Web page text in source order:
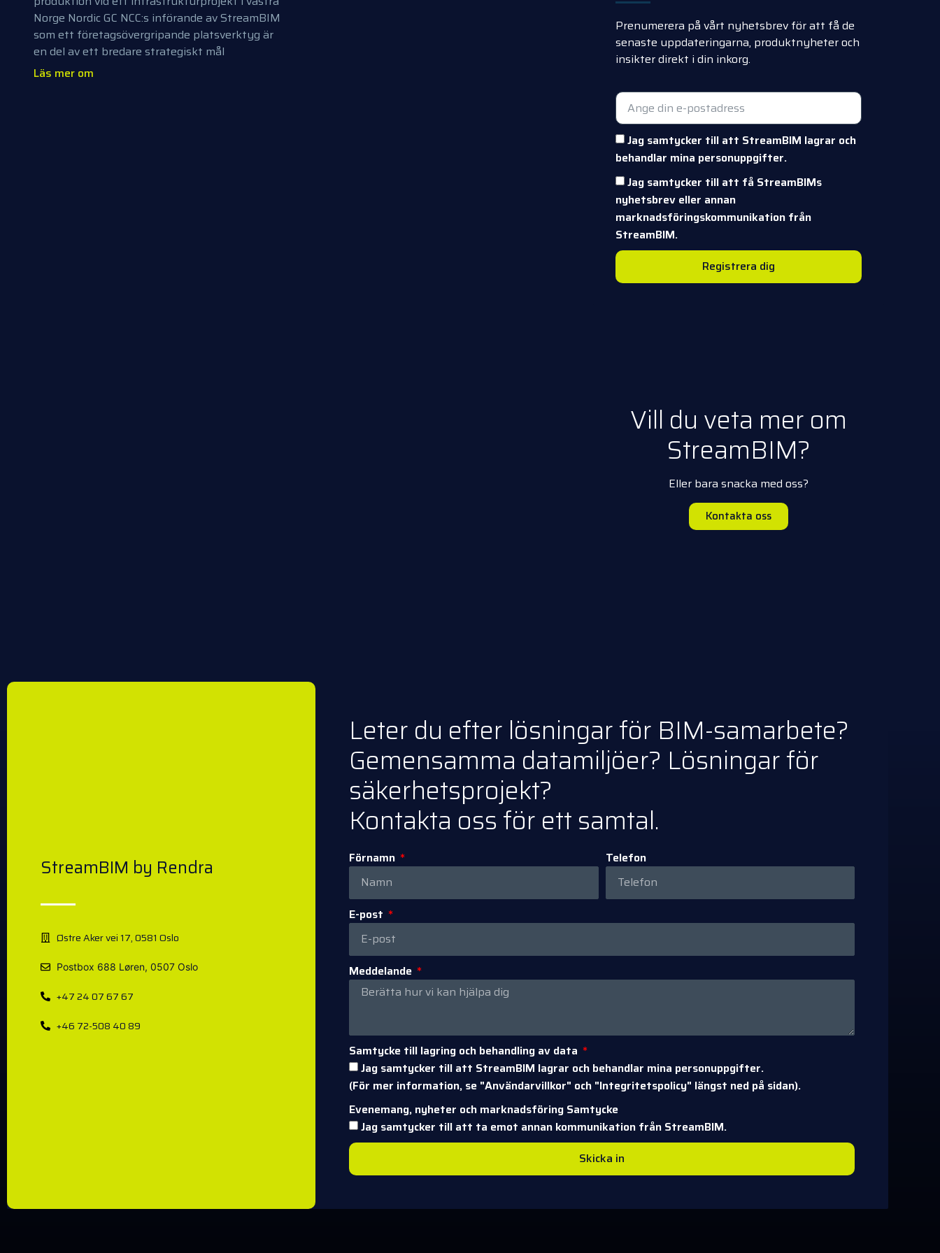
Norge Nordic GC NCC:s införande av StreamBIM
som ett företagsövergripande platsverktyg är
en del av ett bredare strategiskt mål
Läs mer om
Prenumerera på vårt nyhetsbrev för att få de
senaste uppdateringarna, produktnyheter och
insikter direkt i din inkorg.
Jag samtycker till att StreamBIM lagrar och
behandlar mina personuppgifter.
Jag samtycker till att få StreamBIMs
nyhetsbrev eller annan
marknadsföringskommunikation från
StreamBIM.
Registrera dig
Vill du veta mer om
StreamBIM?
Eller bara snacka med oss?
Kontakta oss
StreamBIM by Rendra
Østre Aker vei 17, 0581 Oslo
Postbox 688 Løren, 0507 Oslo
+47 24 07 67 67
+46 72-508 40 89
Leter du efter lösningar för BIM-samarbete?
Gemensamma datamiljöer? Lösningar för
säkerhetsprojekt?
Kontakta oss för ett samtal.
Förnamn Telefon
E-post
Meddelande
Samtycke till lagring och behandling av data
Jag samtycker till att StreamBIM lagrar och behandlar mina personuppgifter.
(För mer information, se "Användarvillkor" och "Integritetspolicy" längst ned på sidan).
Evenemang, nyheter och marknadsföring Samtycke
Jag samtycker till att ta emot annan kommunikation från StreamBIM.
Skicka in